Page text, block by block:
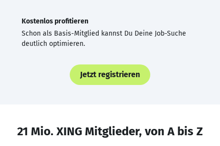
Kostenlos profitieren
Schon als Basis-Mitglied kannst Du Deine Job-Suche
deutlich optimieren.
Jetzt registrieren
21 Mio. XING Mitglieder, von A bis Z